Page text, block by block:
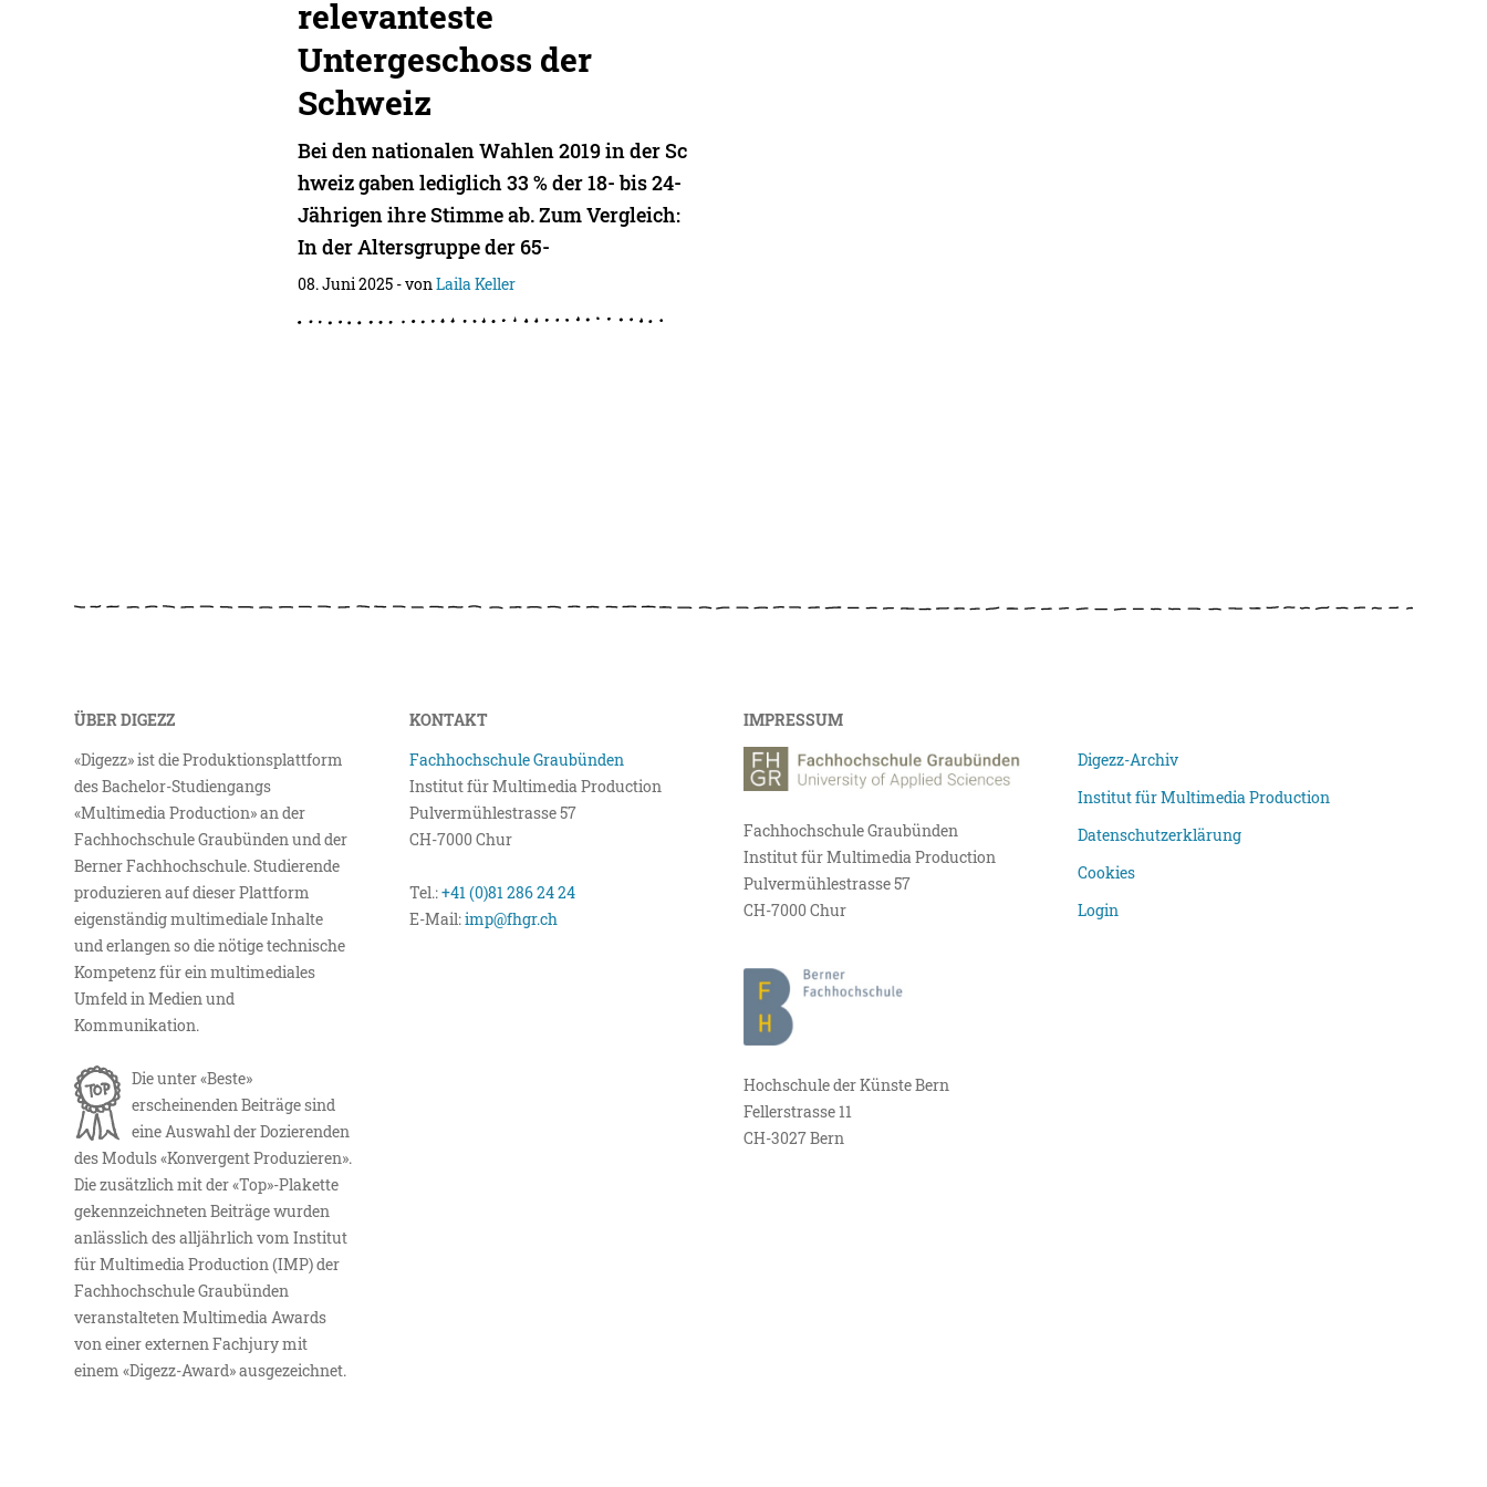
relevanteste
Untergeschoss der
Schweiz
Bei den nationalen Wahlen 2019 in der Sc
hweiz gaben lediglich 33 % der 18- bis 24-
Jährigen ihre Stimme ab. Zum Vergleich:
In der Altersgruppe der 65-
08. Juni 2025- vonLaila Keller
ÜBER DIGEZZ
«Digezz» ist die Produktionsplattform
des Bachelor-Studiengangs
«Multimedia Production» an der
Fachhochschule Graubünden und der
Berner Fachhochschule. Studierende
produzieren auf dieser Plattform
eigenständig multimediale Inhalte
und erlangen so die nötige technische
Kompetenz für ein multimediales
Umfeld in Medien und
Kommunikation.
Die unter «Beste»
erscheinenden Beiträge sind
eine Auswahl der Dozierenden
des Moduls «Konvergent Produzieren».
Die zusätzlich mit der «Top»-Plakette
gekennzeichneten Beiträge wurden
anlässlich des alljährlich vom Institut
für Multimedia Production (IMP) der
Fachhochschule Graubünden
veranstalteten Multimedia Awards
von einer externen Fachjury mit
einem «Digezz-Award» ausgezeichnet.
KONTAKT
Fachhochschule Graubünden
Institut für Multimedia Production
Pulvermühlestrasse 57
CH-7000 Chur
Tel.:+41 (0)81 286 24 24
E-Mail:imp@fhgr.ch
IMPRESSUM
Fachhochschule Graubünden
Institut für Multimedia Production
Pulvermühlestrasse 57
CH-7000 Chur
Hochschule der Künste Bern
Fellerstrasse 11
CH-3027 Bern
Digezz-Archiv
Institut für Multimedia Production
Datenschutzerklärung
Cookies
Login